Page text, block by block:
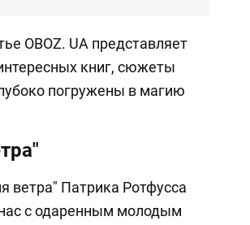
OBOZ. UA представляет
книг, сюжеты
погружены в магию
ветра" Патрика Ротфусса
с одаренным молодым